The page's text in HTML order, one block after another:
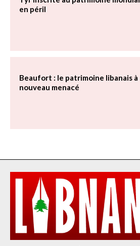
en péril
Beaufort : le patrimoine libanais à
nouveau menacé